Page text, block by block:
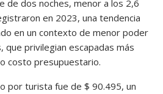
de dos noches, menor a los 2,6
en 2023, una tendencia
en un contexto de menor poder
que privilegian escapadas más
costo presupuestario.
por turista fue de $ 90.495, un